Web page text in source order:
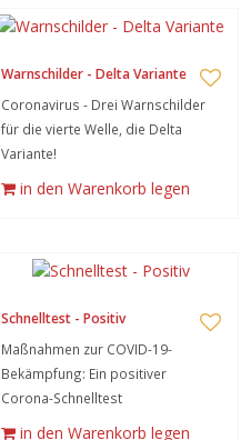
Warnschilder - Delta Variante
Coronavirus - Drei Warnschilder
für die vierte Welle, die Delta
Variante!
in den Warenkorb legen
Schnelltest - Positiv
Maßnahmen zur COVID-19-
Bekämpfung: Ein positiver
Corona-Schnelltest
in den Warenkorb legen